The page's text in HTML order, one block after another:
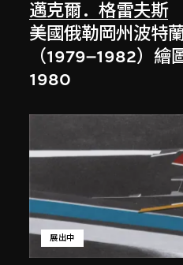
邁克爾．格雷夫斯
美國俄勒岡州波特
（1979–1982）繪
1980
展出中